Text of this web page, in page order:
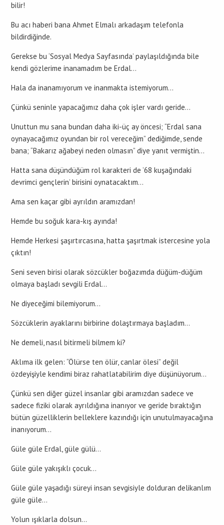
bilir!
Bu acı haberi bana Ahmet Elmalı arkadaşım telefonla
bildirdiğinde.
Gerekse bu ‘Sosyal Medya Sayfasında’ paylaşıldığında bile
kendi gözlerime inanamadım be Erdal…
Hala da inanamıyorum ve inanmakta istemiyorum…
Çünkü seninle yapacağımız daha çok işler vardı geride…
Unuttun mu sana bundan daha iki-üç ay öncesi; “Erdal sana
oynayacağımız oyundan bir rol vereceğim” dediğimde, sende
bana; “Bakarız ağabeyi neden olmasın” diye yanıt vermiştin…
Hatta sana düşündüğüm rol karakteri de ’68 kuşağındaki
devrimci gençlerin’ birisini oynatacaktım…
Ama sen kaçar gibi ayrıldın aramızdan!
Hemde bu soğuk kara-kış ayında!
Hemde Herkesi şaşırtırcasına, hatta şaşırtmak istercesine yola
çıktın!
Seni seven birisi olarak sözcükler boğazımda düğüm-düğüm
olmaya başladı sevgili Erdal…
Ne diyeceğimi bilemiyorum…
Sözcüklerin ayaklarını birbirine dolaştırmaya başladım…
Ne demeli, nasıl bitirmeli bilmem ki?
Aklıma ilk gelen: “Ölürse ten ölür, canlar ölesi” değil
özdeyişiyle kendimi biraz rahatlatabilirim diye düşünüyorum…
Çünkü sen diğer güzel insanlar gibi aramızdan sadece ve
sadece fiziki olarak ayrıldığına inanıyor ve geride bıraktığın
bütün güzelliklerin belleklere kazındığı için unutulmayacağına
inanıyorum…
Güle güle Erdal, güle gülü…
Güle güle yakışıklı çocuk…
Güle güle yaşadığı süreyi insan sevgisiyle dolduran delikanlım
güle güle…
Yolun ışıklarla dolsun…